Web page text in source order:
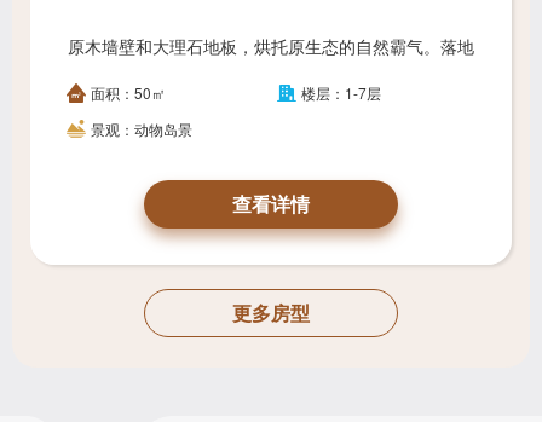
原木墙壁和大理石地板，烘托原生态的自然霸气。落地
是高贵雪虎生活的动物岛。
面积：50㎡
楼层：1-7层
景观：动物岛景
查看详情
更多房型